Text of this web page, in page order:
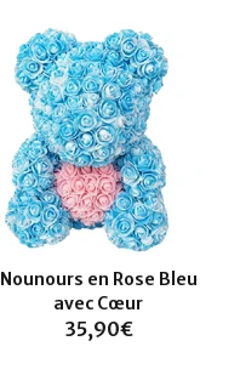
Nounours en Rose Bleu
avec Cœur
35,90€